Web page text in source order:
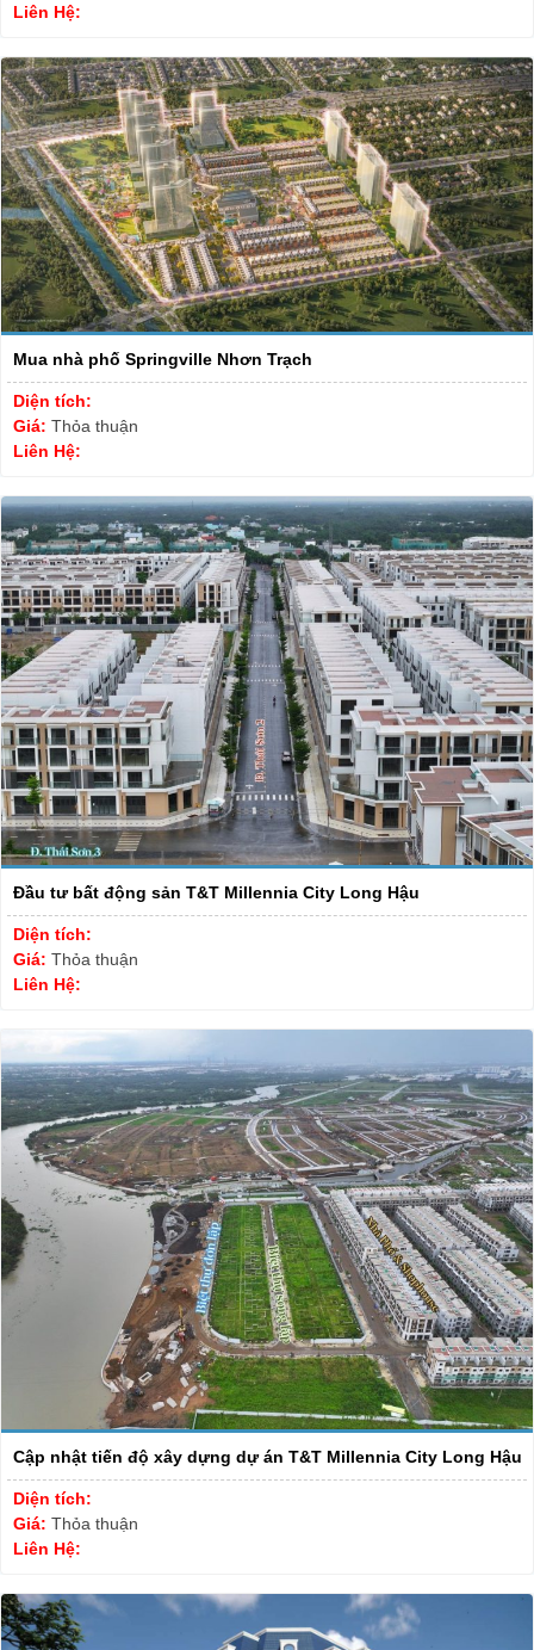
Liên Hệ:
Mua nhà phố Springville Nhơn Trạch
Diện tích:
Giá: Thỏa thuận
Liên Hệ:
Đầu tư bất động sản T&T Millennia City Long Hậu
Diện tích:
Giá: Thỏa thuận
Liên Hệ:
Cập nhật tiến độ xây dựng dự án T&T Millennia City Long Hậu
Diện tích:
Giá: Thỏa thuận
Liên Hệ: